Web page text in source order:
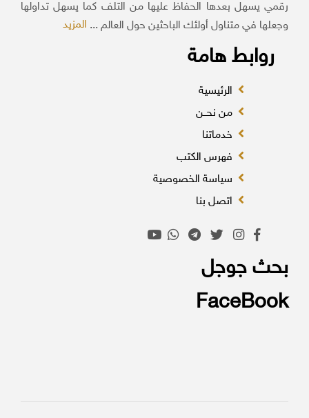
رقمي يسهل بعدها الحفاظ عليها من التلف كما يسهل تداولها
وجعلها في متناول أولئك الباحثين حول العالم ...المزيد
روابط هامة
الرئيسية
من نحــن
خدماتنا
فهرس الكتب
سياسة الخصوصية
اتصل بنا
بحث جوجل
FaceBook